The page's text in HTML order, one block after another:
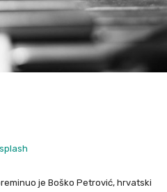
je Boško Petrović, hrvatski